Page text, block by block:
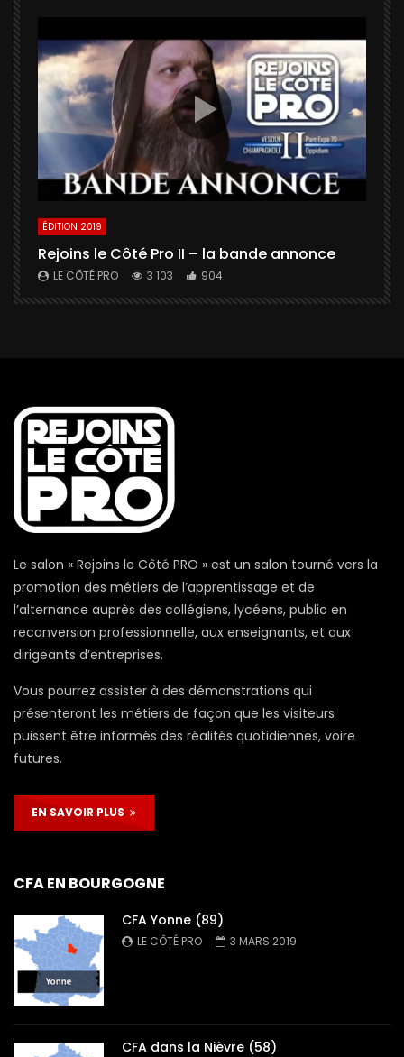
ÉDITION 2019
Rejoins le Côté Pro II – la bande annonce
LE CÔTÉ PRO 3 103 904
Le salon « Rejoins le Côté PRO » est un salon tourné vers la
promotion des métiers de l’apprentissage et de
l’alternance auprès des collégiens, lycéens, public en
reconversion professionnelle, aux enseignants, et aux
dirigeants d’entreprises.
Vous pourrez assister à des démonstrations qui
présenteront les métiers de façon que les visiteurs
puissent être informés des réalités quotidiennes, voire
futures.
EN SAVOIR PLUS
CFA EN BOURGOGNE
CFA Yonne (89)
LE CÔTÉ PRO 3 MARS 2019
CFA dans la Nièvre (58)